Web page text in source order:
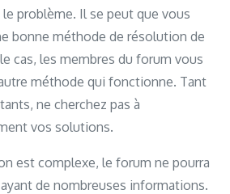
problème. Il se peut que vous
bonne méthode de résolution de
cas, les membres du forum vous
méthode qui fonctionne. Tant
ne cherchez pas à
vos solutions.
est complexe, le forum ne pourra
de nombreuses informations.